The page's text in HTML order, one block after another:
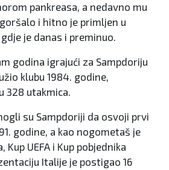
pankreasa, a nedavno mu
i hitno je primljen u
je danas i preminuo.
godina igrajući za Sampdoriju
klubu 1984. godine,
328 utakmica.
su Sampdoriji da osvoji prvi
godine, a kao nogometaš je
Kup UEFA i Kup pobjednika
Italije je postigao 16